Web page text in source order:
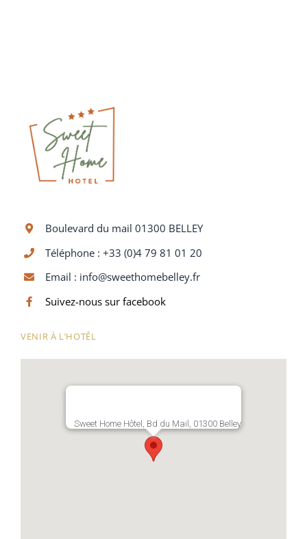
Boulevard du mail 01300 BELLEY
Téléphone : +33 (0)4 79 81 01 20
Email : info@sweethomebelley.fr
Suivez-nous sur facebook
VENIR À L’HOTÊL
Sweet Home Hôtel, Bd du Mail, 01300 Belley